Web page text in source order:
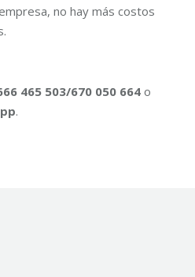
no hay más costos
465 503/670 050 664 o
.